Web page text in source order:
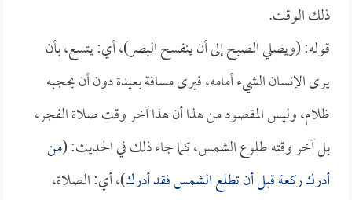
ذلك الوقت.
قوله: (ويصلي الصبح إلى أن ينفسح البصر)، أي: يتسع، بأن
يرى الإنسان الشيء أمامه، فيرى مسافة بعيدة دون أن يحجبه
ظلام، وليس المقصود من هذا أن هذا آخر وقت صلاة الفجر،
بل آخر وقته طلوع الشمس، كما جاء ذلك في الحديث: (من
أدرك ركعة قبل أن تطلع الشمس فقد أدرك)، أي: الصلاة،